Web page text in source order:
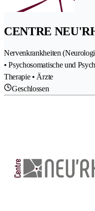
CENTRE
Nervenkrankheiten
• Psychosomatische und
Therapie • Ärzte
Geschlossen